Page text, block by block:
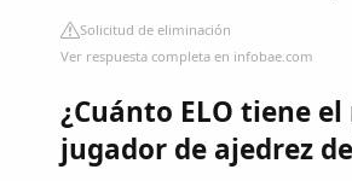
Solicitud de eliminación
Ver respuesta completa en infobae.com
¿Cuánto ELO tiene
jugador de ajedrez